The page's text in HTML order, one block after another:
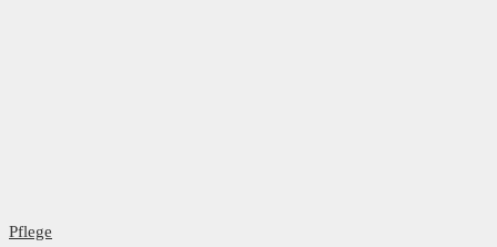
Pflege